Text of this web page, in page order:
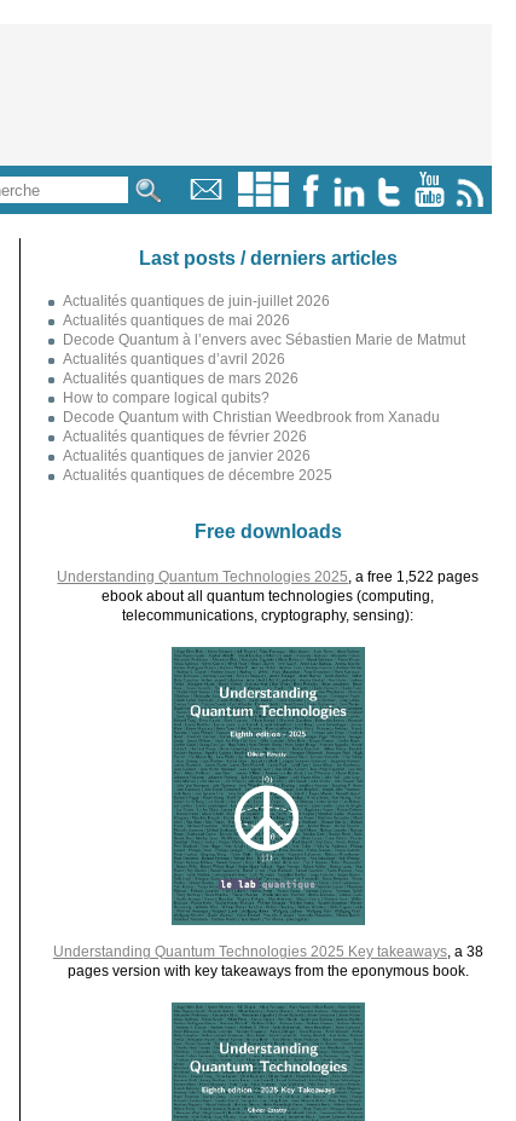
Last posts / derniers articles
Actualités quantiques de juin-juillet 2026
Actualités quantiques de mai 2026
Decode Quantum à l’envers avec Sébastien Marie de Matmut
Actualités quantiques d’avril 2026
Actualités quantiques de mars 2026
How to compare logical qubits?
Decode Quantum with Christian Weedbrook from Xanadu
Actualités quantiques de février 2026
Actualités quantiques de janvier 2026
Actualités quantiques de décembre 2025
Free downloads
Understanding Quantum Technologies 2025 , a free 1,522 pages
ebook about all quantum technologies (computing,
telecommunications, cryptography, sensing):
Understanding Quantum Technologies 2025 Key takeaways, a 38
pages version with key takeaways from the eponymous book.